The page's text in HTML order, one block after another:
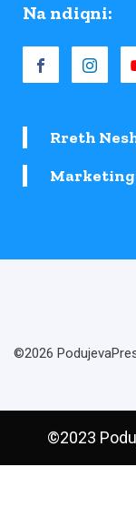
Na ndiqni:
Rreth
Marketing
©2026
©2023